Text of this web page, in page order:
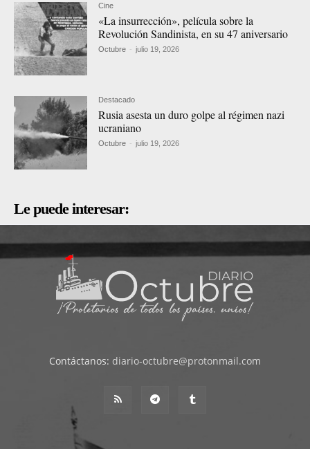
Cine
«La insurrección», película sobre la
Revolución Sandinista, en su 47 aniversario
Octubre - julio 19, 2026
Destacado
Rusia asesta un duro golpe al régimen nazi
ucraniano
Octubre - julio 19, 2026
Le puede interesar:
Contáctanos: diario-octubre@protonmail.com